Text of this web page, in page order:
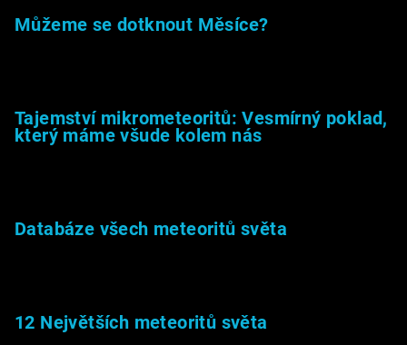
Můžeme se dotknout Měsíce?
Tajemství mikrometeoritů: Vesmírný poklad,
který máme všude kolem nás
Databáze všech meteoritů světa
12 Největších meteoritů světa